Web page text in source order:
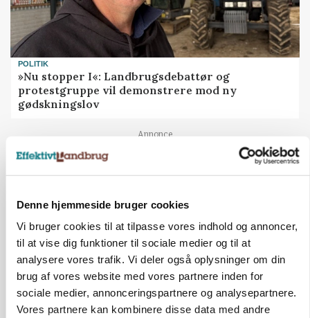
Denne hjemmeside bruger cookies
Vi bruger cookies til at tilpasse vores indhold og annoncer,
til at vise dig funktioner til sociale medier og til at
analysere vores trafik. Vi deler også oplysninger om din
brug af vores website med vores partnere inden for
sociale medier, annonceringspartnere og analysepartnere.
Vores partnere kan kombinere disse data med andre
POLITIK
»Nu stopper I«: Landbrugsdebattør og
protestgruppe vil demonstrere mod ny
gødskningslov
Annonce